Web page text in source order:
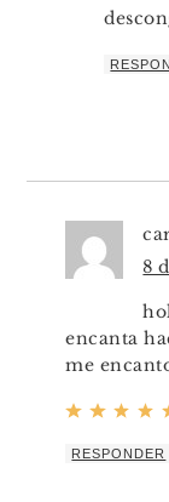
8
encanta
me
RESPONDER